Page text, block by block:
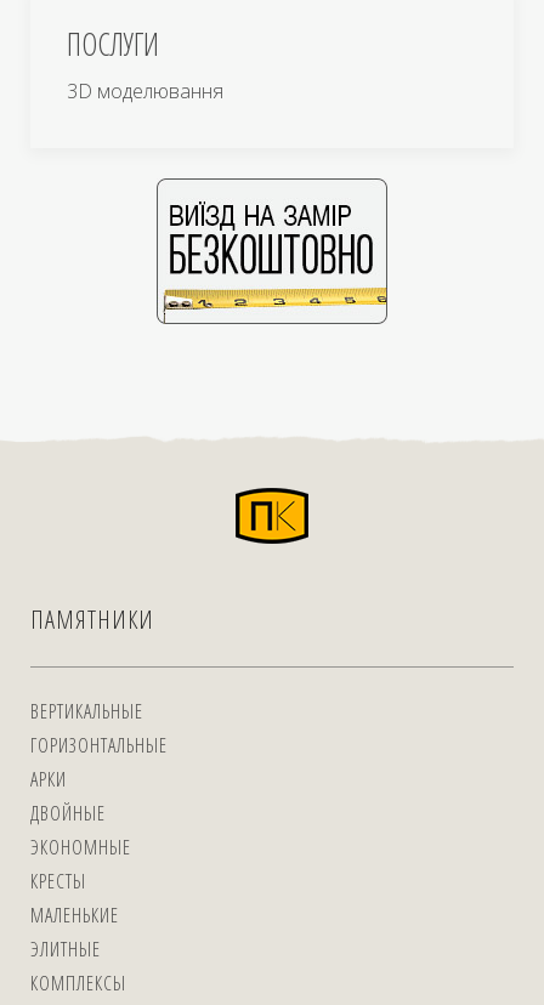
ПОСЛУГИ
3D моделювання
ПАМЯТНИКИ
ВЕРТИКАЛЬНЫЕ
ГОРИЗОНТАЛЬНЫЕ
АРКИ
ДВОЙНЫЕ
ЭКОНОМНЫЕ
КРЕСТЫ
МАЛЕНЬКИЕ
ЭЛИТНЫЕ
КОМПЛЕКСЫ